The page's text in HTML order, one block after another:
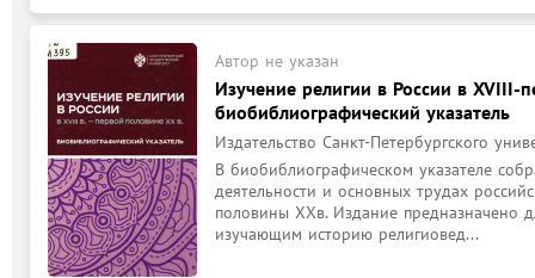
Автор не указан
Изучение религии в России в XVIII-
биобиблиографический указатель
Издательство Санкт-Петербургского
В биобиблиографическом указателе
деятельности и основных трудах
половины XXв. Издание предназначено
изучающим историю религиовед...